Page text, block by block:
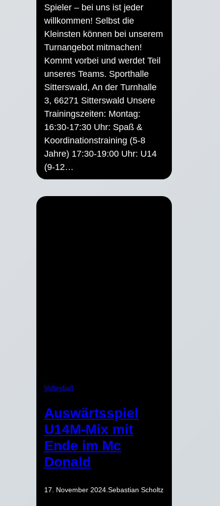
Spieler – bei uns ist jeder
willkommen! Selbst die
Kleinsten können bei unserem
Turnangebot mitmachen!
Kommt vorbei und werdet Teil
unseres Teams. Sporthalle
Sitterswald, An der Turnhalle
3, 66271 Sitterswald Unsere
Trainingszeiten: Montag:
16:30-17:30 Uhr: Spaß &
Koordinationstraining (5-8
Jahre) 17:30-19:00 Uhr: U14
(9-12…
Volleyball
Auswärtsspiel
U14M-Mix mit
Ende im Mc
Donald
17. November 2024 Sebastian Scholtz